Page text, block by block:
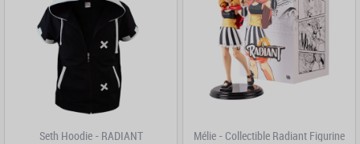
Seth Hoodie - RADIANT Mélie - Collectible Radiant Figurine